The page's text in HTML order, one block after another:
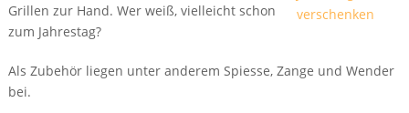
Grillen zur Hand. Wer weiß, vielleicht schon
zum Jahrestag?
Als Zubehör liegen unter anderem Spiesse, Zange und Wender
bei.